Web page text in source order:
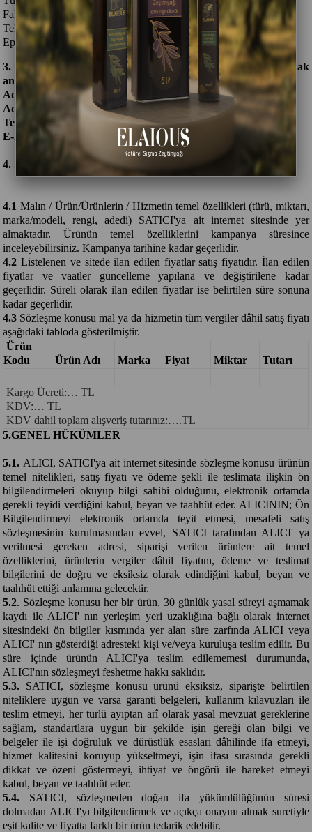
Faks : 0212 424 02 75
Telefon: 0212 424 02 85
Eposta:
info@elaious.com
3. ALICI BİLGİLERİ (Bundan sonra ALICI olarak
anılacaktır.)
Adı/Soyadı/Ünvanı :
Adresi :
Telefon :
E-Posta :
4. SÖZLEŞME KONUSU ÜRÜN/ÜRÜNLER BİLGİLERİ
4.1 Malın / Ürün/Ürünlerin / Hizmetin temel özellikleri (türü, miktarı,
marka/modeli, rengi, adedi) SATICI'ya ait internet sitesinde yer
almaktadır. Ürünün temel özelliklerini kampanya süresince
inceleyebilirsiniz. Kampanya tarihine kadar geçerlidir.
4.2 Listelenen ve sitede ilan edilen fiyatlar satış fiyatıdır. İlan edilen
fiyatlar ve vaatler güncelleme yapılana ve değiştirilene kadar
geçerlidir. Süreli olarak ilan edilen fiyatlar ise belirtilen süre sonuna
kadar geçerlidir.
4.3 Sözleşme konusu mal ya da hizmetin tüm vergiler dâhil satış fiyatı
aşağıdaki tabloda gösterilmiştir.
Ürün
Kodu
Ürün Adı Marka Fiyat Miktar Tutarı
Kargo Ücreti:… TL
KDV:… TL
KDV dahil toplam alışveriş tutarınız:….TL
5.GENEL HÜKÜMLER
5.1. ALICI, SATICI'ya ait internet sitesinde sözleşme konusu ürünün
temel nitelikleri, satış fiyatı ve ödeme şekli ile teslimata ilişkin ön
bilgilendirmeleri okuyup bilgi sahibi olduğunu, elektronik ortamda
gerekli teyidi verdiğini kabul, beyan ve taahhüt eder. ALICININ; Ön
Bilgilendirmeyi elektronik ortamda teyit etmesi, mesafeli satış
sözleşmesinin kurulmasından evvel, SATICI tarafından ALICI' ya
verilmesi gereken adresi, siparişi verilen ürünlere ait temel
özelliklerini, ürünlerin vergiler dâhil fiyatını, ödeme ve teslimat
bilgilerini de doğru ve eksiksiz olarak edindiğini kabul, beyan ve
taahhüt ettiği anlamına gelecektir.
5.2. Sözleşme konusu her bir ürün, 30 günlük yasal süreyi aşmamak
kaydı ile ALICI' nın yerleşim yeri uzaklığına bağlı olarak internet
sitesindeki ön bilgiler kısmında yer alan süre zarfında ALICI veya
ALICI' nın gösterdiği adresteki kişi ve/veya kuruluşa teslim edilir. Bu
süre içinde ürünün ALICI'ya teslim edilememesi durumunda,
ALICI'nın sözleşmeyi feshetme hakkı saklıdır.
5.3. SATICI, sözleşme konusu ürünü eksiksiz, siparişte belirtilen
niteliklere uygun ve varsa garanti belgeleri, kullanım kılavuzları ile
teslim etmeyi, her türlü ayıptan arî olarak yasal mevzuat gereklerine
sağlam, standartlara uygun bir şekilde işin gereği olan bilgi ve
belgeler ile işi doğruluk ve dürüstlük esasları dâhilinde ifa etmeyi,
hizmet kalitesini koruyup yükseltmeyi, işin ifası sırasında gerekli
dikkat ve özeni göstermeyi, ihtiyat ve öngörü ile hareket etmeyi
kabul, beyan ve taahhüt eder.
5.4. SATICI, sözleşmeden doğan ifa yükümlülüğünün süresi
dolmadan ALICI'yı bilgilendirmek ve açıkça onayını almak suretiyle
eşit kalite ve fiyatta farklı bir ürün tedarik edebilir.